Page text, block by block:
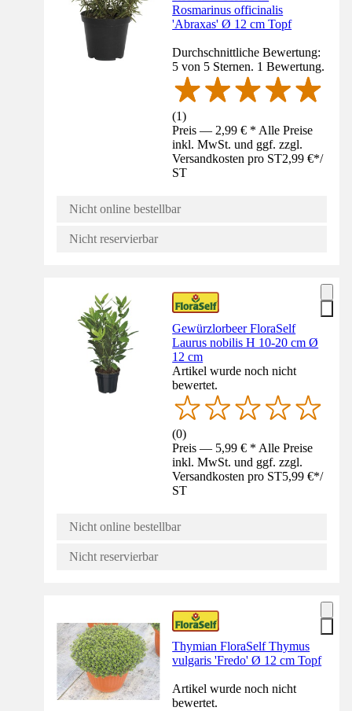
Rosmarinus officinalis
'Abraxas' Ø 12 cm Topf
Durchschnittliche Bewertung:
5 von 5 Sternen. 1 Bewertung.
(1)
Preis — 2,99 € * Alle Preise
inkl. MwSt. und ggf. zzgl.
Versandkosten pro ST2,99 €*/
ST
Nicht online bestellbar
Nicht reservierbar
Gewürzlorbeer FloraSelf
Laurus nobilis H 10-20 cm Ø
12 cm
Artikel wurde noch nicht
bewertet.
(0)
Preis — 5,99 € * Alle Preise
inkl. MwSt. und ggf. zzgl.
Versandkosten pro ST5,99 €*/
ST
Nicht online bestellbar
Nicht reservierbar
Thymian FloraSelf Thymus
vulgaris 'Fredo' Ø 12 cm Topf
Artikel wurde noch nicht
bewertet.